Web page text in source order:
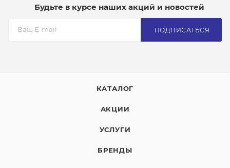
Будьте в курсе наших акций и новостей
ПОДПИСАТЬСЯ
КАТАЛОГ
АКЦИИ
УСЛУГИ
БРЕНДЫ